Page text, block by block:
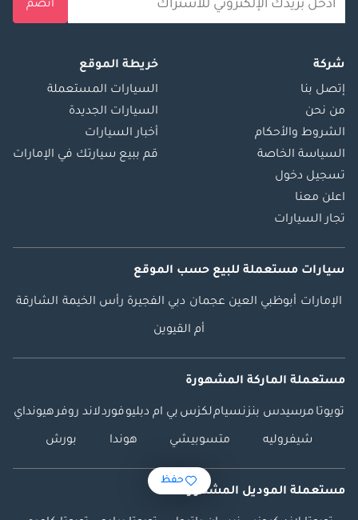
حفظ
انضم
شركة
إتصل بنا
من نحن
الشروط والأحكام
السياسة الخاصة
تسجيل دخول
اعلن معنا
تجار السيارات
خريطة الموقع
السيارات المستعملة
السيارات الجديدة
أخبار السيارات
قم ببيع سيارتك في الإمارات
سيارات مستعملة للبيع حسب الموقع
الإمارات أبوظبي العين عجمان دبي الفجيرة رأس الخيمة الشارقة
أم القيوين
مستعملة الماركة المشهورة
تويوتا مرسيدس بنزنسياملكزس بي ام دبليوفوردلاند روفرهيونداي
شيفروليه متسوبيشي هوندا بورش
مستعملة الموديل المشهورة